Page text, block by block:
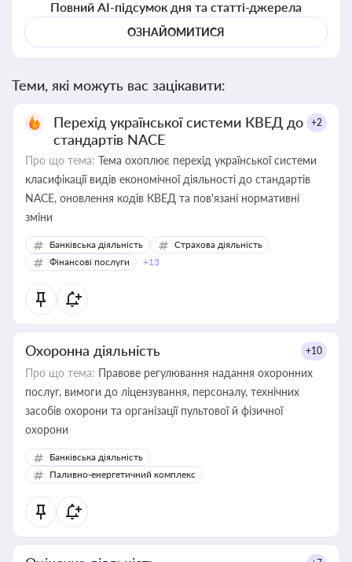
Повний AI-підсумок дня та статті-джерела
ОЗНАЙОМИТИСЯ
Теми, які можуть вас зацікавити:
Перехід української системи КВЕД до
стандартів NACE
+2
Про що тема: Тема охоплює перехід української системи
класифікації видів економічної діяльності до стандартів
NACE, оновлення кодів КВЕД та пов'язані нормативні
зміни
Банківська діяльність
Страхова діяльність
Фінансові послуги
+13
Охоронна діяльність +10
Про що тема: Правове регулювання надання охоронних
послуг, вимоги до ліцензування, персоналу, технічних
засобів охорони та організації пультової й фізичної
охорони
Банківська діяльність
Паливно-енергетичний комплекс